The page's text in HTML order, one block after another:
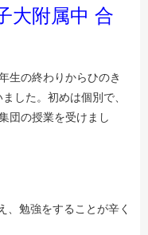
大附属中 合
生の終わりからひのき
した。初めは個別で、
団の授業を受けまし
、勉強をすることが辛く